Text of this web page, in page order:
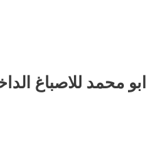
ابو محمد للاصباغ